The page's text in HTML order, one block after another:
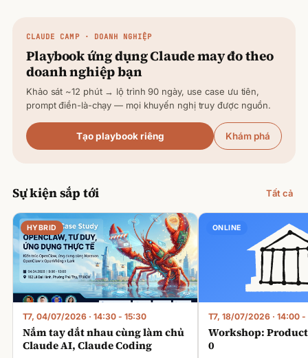
CLAUDE CAMP · DOANH NGHIỆP
Playbook ứng dụngClaudemay đo theo
doanh nghiệp bạn
Khảo sát ~12 phút → lộ trình 90 ngày, use case ưu tiên,
prompt điền-là-chạy — mọi khuyến nghị truy được nguồn.
Tạo playbook riêng Khám phá
Sự kiện sắp tới Tất cả
HYBRID
T7, 04/07/2026 · 14:30 - 15:30
Nắm tay dắt nhau cùng làm chủ
Claude AI, Claude Coding
ONLINE
T7, 18/07/2026 · 14:00 -
Workshop:
0